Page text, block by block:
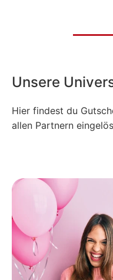
Unsere
Hier findest du
allen Partnern